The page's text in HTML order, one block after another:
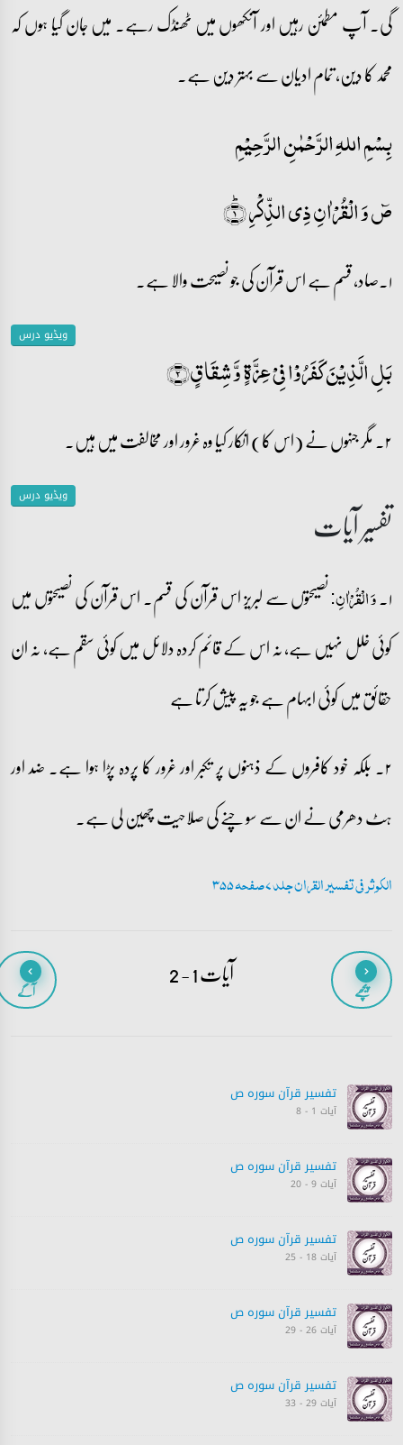
گی۔ آپ مطمئن رہیں اور آنکھوں میں ٹھنڈک رہے۔ میں جان گیا ہوں کہ
محمد کا دین، تمام ادیان سے بہتر دین ہے۔
بِسْمِ اللہِ الرَّحْمٰنِ الرَّحِيْمِ
صٓ وَ الۡقُرۡاٰنِ ذِی الذِّکۡرِ ؕ﴿۱﴾
۱۔صاد، قسم ہے اس قرآن کی جو نصیحت والا ہے۔
ویڈیو درس
بَلِ الَّذِیۡنَ کَفَرُوۡا فِیۡ عِزَّۃٍ وَّ شِقَاقٍ﴿۲﴾
۲۔ مگر جنہوں نے (اس کا) انکار کیا وہ غرور اور مخالفت میں ہیں۔
ویڈیو درس تفسیر آیات
۱۔ وَ الۡقُرۡاٰنِ:نصیحتوں سے لبریز اس قرآن کی قسم۔ اس قرآن کی نصیحتوں میں
کوئی خلل نہیں ہے، نہ اس کے قائم کردہ دلائل میں کوئی سقم ہے، نہ ان
حقائق میں کوئی ابہام ہے جو یہ پیش کرتا ہے
۲۔ بلکہ خود کافروں کے ذہنوں پر تکبر اور غرور کا پردہ پڑا ہوا ہے۔ ضد اور
ہٹ دھرمی نے ان سے سوچنے کی صلاحیت چھین لی ہے۔
الکوثر فی تفسیر القران جلد 7 صفحہ 355
پیچھے آیات 1 - 2 آگے
تفسیر قرآن سورہ ‎ص‎
آیات 1 - 8
تفسیر قرآن سورہ ‎ص‎
آیات 9 - 20
تفسیر قرآن سورہ ‎ص‎
آیات 18 - 25
تفسیر قرآن سورہ ‎ص‎
آیات 26 - 29
تفسیر قرآن سورہ ‎ص‎
آیات 29 - 33